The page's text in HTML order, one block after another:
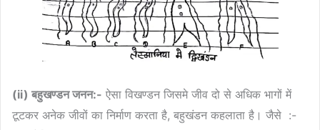
(ii) बहुखण्डन जनन:- ऐसा विखण्डन जिसमे जीव दो से अधिक भागों में
टूटकर अनेक जीवों का निर्माण करता है, बहुखंडन कहलाता है। जैसे :-